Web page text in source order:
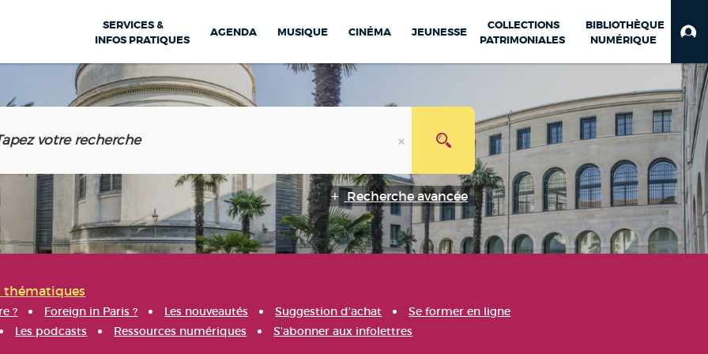
SERVICES &
INFOS PRATIQUES
AGENDA MUSIQUE CINÉMA JEUNESSE
COLLECTIONS
PATRIMONIALES
BIBLIOTHÈQUE
NUMÉRIQUE
Recherche avancée
thématiques
? Foreign in Paris ? Les nouveautés Suggestion d'achat
Se former en ligne
Les podcasts Ressources numériques S'abonner aux infolettres